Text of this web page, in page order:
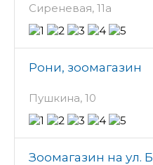
Сиреневая, 11а
Рони, зоомагазин
Пушкина, 10
Зоомагазин на ул.